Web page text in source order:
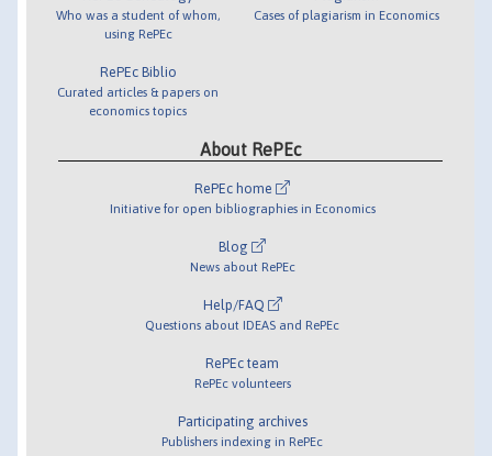
Who was a student of whom,
using RePEc
RePEc Biblio
Curated articles & papers on
economics topics
Cases of plagiarism in Economics
About RePEc
RePEc home
Initiative for open bibliographies in Economics
Blog
News about RePEc
Help/FAQ
Questions about IDEAS and RePEc
RePEc team
RePEc volunteers
Participating archives
Publishers indexing in RePEc